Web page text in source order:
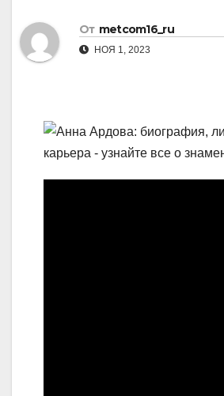
От metcom16_ru
НОЯ 1, 2023